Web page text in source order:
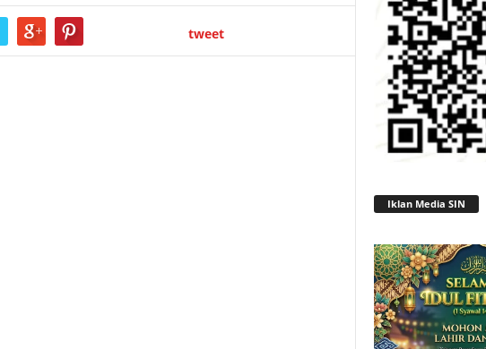
tweet
Iklan Media SIN